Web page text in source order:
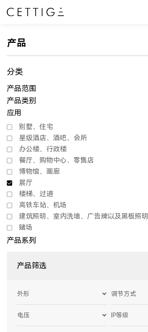
产品
分类
产品范围
产品类别
应用
别墅、住宅
星级酒店、酒吧、会所
办公楼、行政楼
餐厅、购物中心、零售店
博物馆、画廊
展厅
楼梯、过道
高铁车站、机场
建筑照明、室内洗墙、广告牌以及黑板照明
赌场
产品系列
产品筛选
外形 调节方式
电压 IP等级